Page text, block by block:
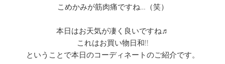
こめかみが筋肉痛ですね…（笑）
本日はお天気が凄く良いですね♬
これはお買い物日和!!
ということで本日のコーディネートのご紹介です。